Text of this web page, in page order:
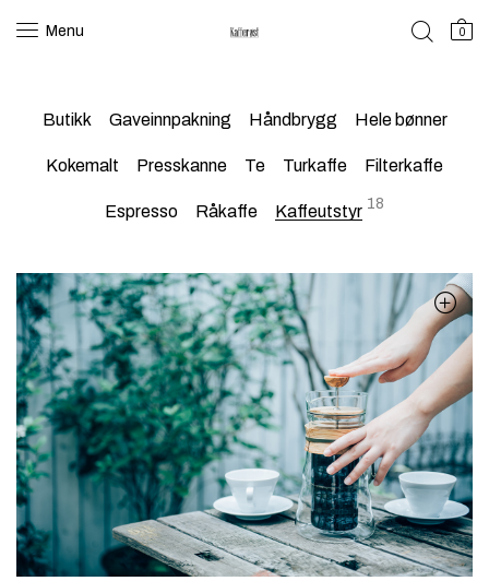
Menu 0
Butikk Gaveinnpakning Håndbrygg Hele bønner
Kokemalt Presskanne Te Turkaffe Filterkaffe
Espresso Råkaffe Kaffeutstyr 18